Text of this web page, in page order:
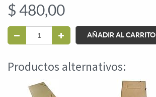
$ 480,00
AÑADIR AL CARRITO
Productos alternativos: